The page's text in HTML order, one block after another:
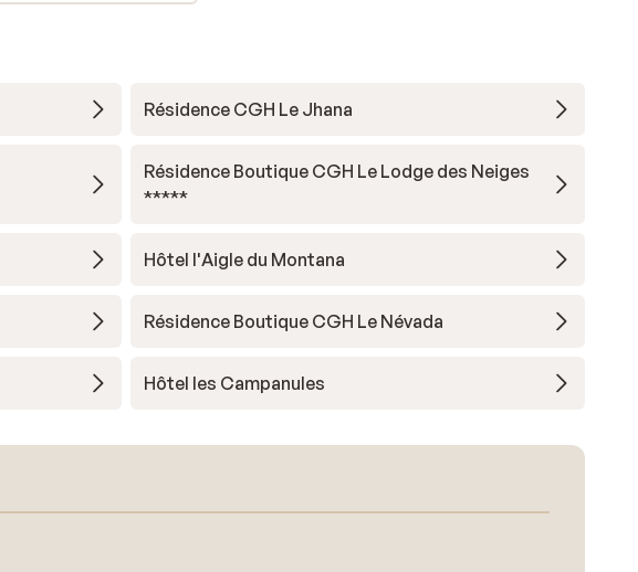
Résidence CGH Le Jhana
Résidence Boutique CGH Le Lodge des Neiges
*****
Hôtel l'Aigle du Montana
Résidence Boutique CGH Le Névada
Hôtel les Campanules